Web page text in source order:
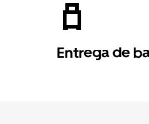
Entrega de